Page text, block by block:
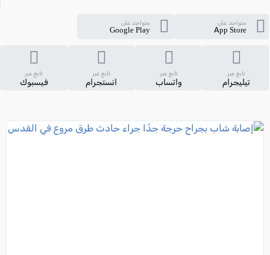
متواجد على
App Store
متواجد على
Google Play
تابع عبر
تيليجرام
تابع عبر
واتساب
تابع عبر
انستجرام
تابع عبر
فيسبوك